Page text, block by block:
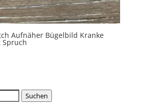
Aufnäher Bügelbild Kranke
Spruch
Suchen